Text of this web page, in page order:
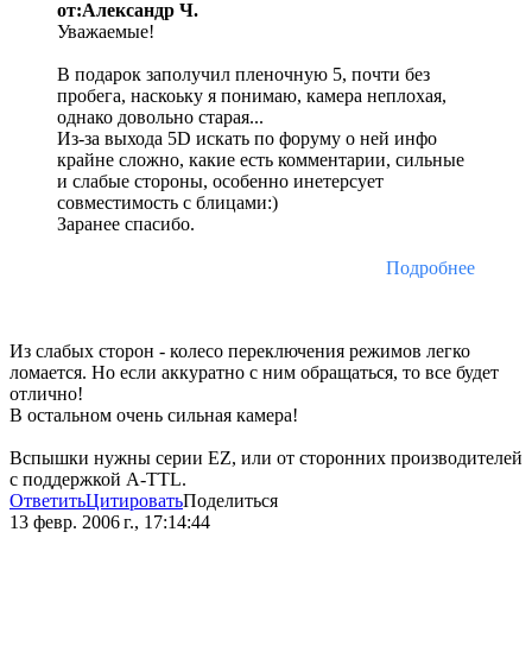
от:Александр Ч.
Уважаемые!
В подарок заполучил пленочную 5, почти без
пробега, наскоьку я понимаю, камера неплохая,
однако довольно старая...
Из-за выхода 5D искать по форуму о ней инфо
крайне сложно, какие есть комментарии, сильные
и слабые стороны, особенно инетерсует
совместимость с блицами:)
Заранее спасибо.
Подробнее
Из слабых сторон - колесо переключения режимов легко
ломается. Но если аккуратно с ним обращаться, то все будет
отлично!
В остальном очень сильная камера!
Вспышки нужны серии EZ, или от сторонних производителей
с поддержкой A-TTL.
ОтветитьЦитироватьПоделиться
13 февр. 2006 г., 17:14:44